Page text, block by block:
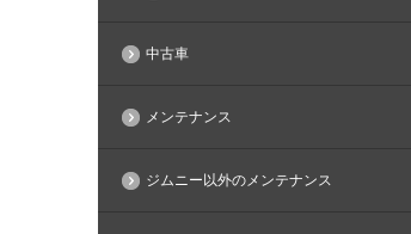
中古車
メンテナンス
ジムニー以外のメンテナンス